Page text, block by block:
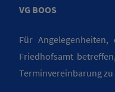
VG BOOS
Für
Friedhofsamt
Terminvereinbarung